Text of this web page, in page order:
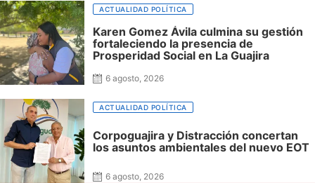
ACTUALIDAD POLÍTICA
Karen Gomez Ávila culmina su gestión
fortaleciendo la presencia de
Prosperidad Social en La Guajira
6 agosto, 2026
ACTUALIDAD POLÍTICA
Corpoguajira y Distracción concertan
los asuntos ambientales del nuevo EOT
6 agosto, 2026